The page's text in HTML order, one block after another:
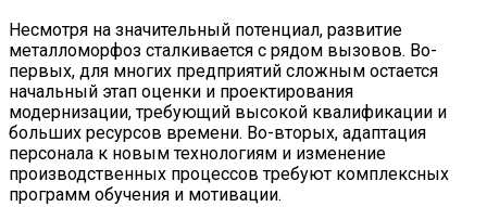
Несмотря на значительный потенциал, развитие
металломорфоз сталкивается с рядом вызовов. Во-
первых, для многих предприятий сложным остается
начальный этап оценки и проектирования
модернизации, требующий высокой квалификации и
больших ресурсов времени. Во-вторых, адаптация
персонала к новым технологиям и изменение
производственных процессов требуют комплексных
программ обучения и мотивации.